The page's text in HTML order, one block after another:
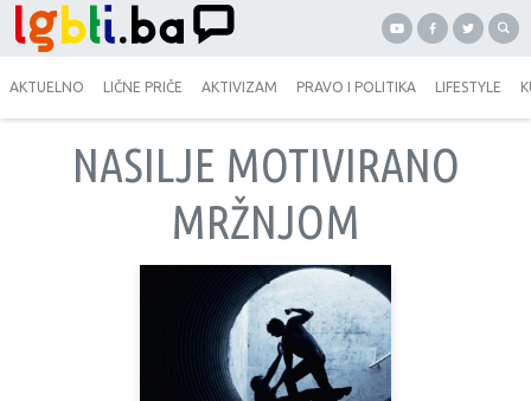
AKTUELNO LIČNE PRIČE AKTIVIZAM PRAVO I POLITIKA LIFESTYLE
NASILJE MOTIVIRANO
MRŽNJOM